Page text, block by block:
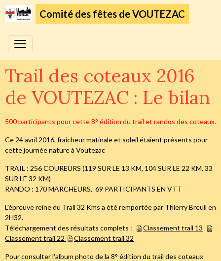
Comité des fêtes de VOUTEZAC
Trail des coteaux 2016
de VOUTEZAC : Le bilan
500 participants pour cette 8° édition du trail et randos des coteaux.
Ce 24 avril 2016, fraicheur matinale et soleil étaient présents pour
cette journée nature à Voutezac
TRAIL : 256 COUREURS (119 SUR LE 13 KM, 104 SUR LE 22 KM, 33
SUR LE 32 KM)
RANDO : 170 MARCHEURS, 69 PARTICIPANTS EN VTT
L'épreuve reine du Trail 32 Kms a été remportée par Thierry Breuil en
2H32.
Téléchargement des résultats complets :
Classement trail 13
Classement trail 22
Classement trail 32
Pour consulter l'album photo de la 8° édition du trail des coteaux